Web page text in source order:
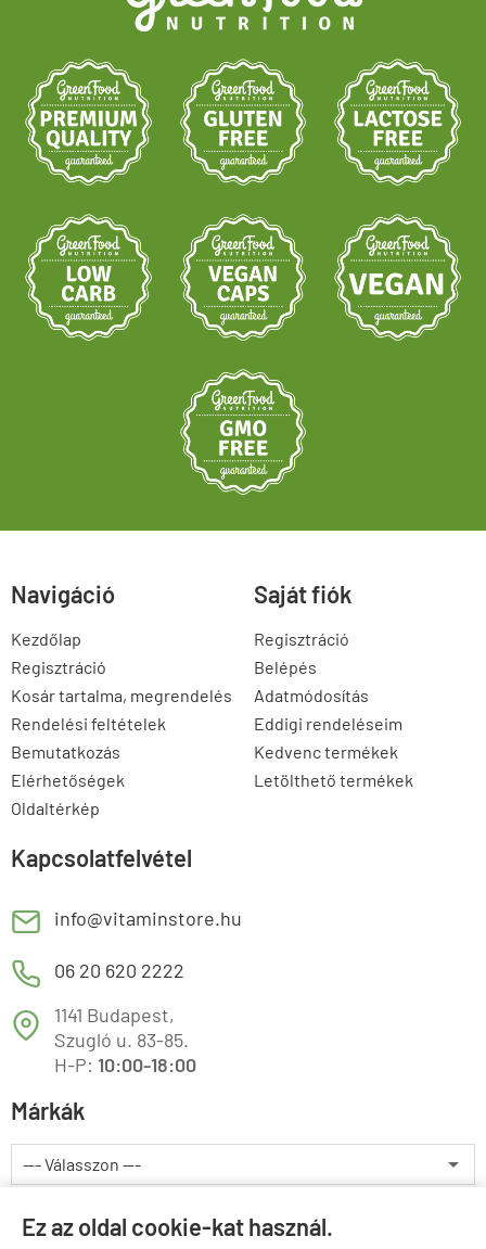
Ez az oldal cookie-kat használ.
Navigáció
Kezdőlap
Regisztráció
Kosár tartalma, megrendelés
Rendelési feltételek
Bemutatkozás
Elérhetőségek
Oldaltérkép
Saját fiók
Regisztráció
Belépés
Adatmódosítás
Eddigi rendeléseim
Kedvenc termékek
Letölthető termékek
Kapcsolatfelvétel
E info@vitaminstore.hu
M 06 20 620 2222
T
1141 Budapest,
Szugló u. 83-85.
H-P: 10:00-18:00
Márkák
Valuta választás